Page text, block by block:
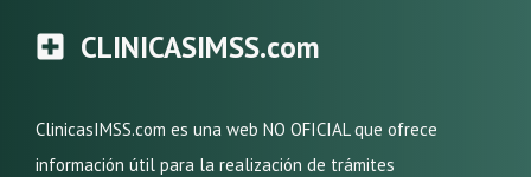
CLINICASIMSS.com
ClinicasIMSS.com es una web NO OFICIAL que ofrece
información útil para la realización de trámites